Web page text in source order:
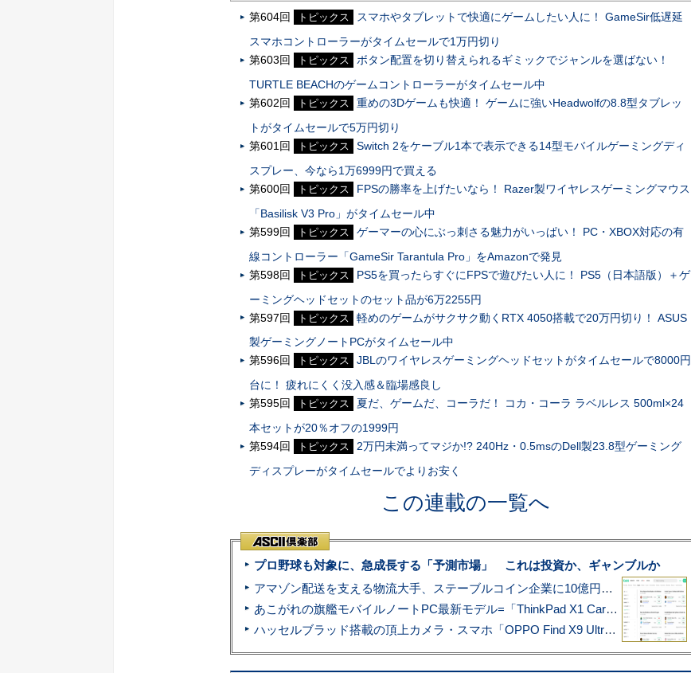
第604回 トピックス
スマホやタブレットで快適にゲームしたい人に！ GameSir低遅延
スマホコントローラーがタイムセールで1万円切り
第603回
トピックス
ボタン配置を切り替えられるギミックでジャンルを選ばない！
TURTLE BEACHのゲームコントローラーがタイムセール中
第602回
トピックス
重めの3Dゲームも快適！ ゲームに強いHeadwolfの8.8型タブレッ
トがタイムセールで5万円切り
第601回
トピックス
Switch 2をケーブル1本で表示できる14型モバイルゲーミングディ
スプレー、今なら1万6999円で買える
第600回
トピックス
FPSの勝率を上げたいなら！ Razer製ワイヤレスゲーミングマウス
「Basilisk V3 Pro」がタイムセール中
第599回
トピックス
ゲーマーの心にぶっ刺さる魅力がいっぱい！ PC・XBOX対応の有
線コントローラー「GameSir Tarantula Pro」をAmazonで発見
第598回
トピックス
PS5を買ったらすぐにFPSで遊びたい人に！ PS5（日本語版）＋ゲ
ーミングヘッドセットのセット品が6万2255円
第597回
トピックス
軽めのゲームがサクサク動くRTX 4050搭載で20万円切り！ ASUS
製ゲーミングノートPCがタイムセール中
第596回
トピックス
JBLのワイヤレスゲーミングヘッドセットがタイムセールで8000円
台に！ 疲れにくく没入感＆臨場感良し
第595回
トピックス
夏だ、ゲームだ、コーラだ！ コカ・コーラ ラベルレス 500ml×24
本セットが20％オフの1999円
第594回
トピックス
2万円未満ってマジか!? 240Hz・0.5msのDell製23.8型ゲーミング
ディスプレーがタイムセールでよりお安く
この連載の一覧へ
プロ野球も対象に、急成長する「予測市場」 これは投資か、ギャンブルか
アマゾン配送を支える物流大手、ステーブルコイン企業に10億円投資のワケ
あこがれの旗艦モバイルノートPC最新モデル=「ThinkPad X1 Carbon Gen 14 Aura Edition」実機レビュー
ハッセルブラッド搭載の頂上カメラ・スマホ「OPPO Find X9 Ultra」実写レビュー=プロが本気で徹底撮影しました!!